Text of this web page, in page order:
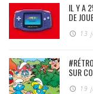
IL Y A
DE
13
SUR
19